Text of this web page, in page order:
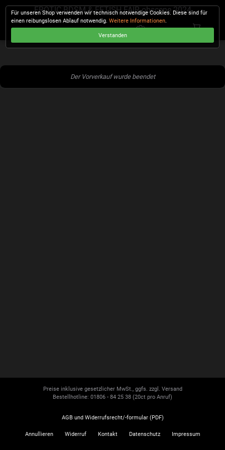
EROTIC BDSM & FETISH FAIR obscene 2024
Der Vorverkauf wurde beendet
Für unseren Shop verwenden wir technisch notwendige Cookies. Diese sind für
einen reibungslosen Ablauf notwendig.Weitere Informationen.
Verstanden
Preise inklusive gesetzlicher MwSt., ggfs. zzgl. Versand
Bestellhotline: 01806 - 84 25 38 (20ct pro Anruf)
AGB und Widerrufsrecht/-formular (PDF)
Annullieren Widerruf Kontakt Datenschutz Impressum